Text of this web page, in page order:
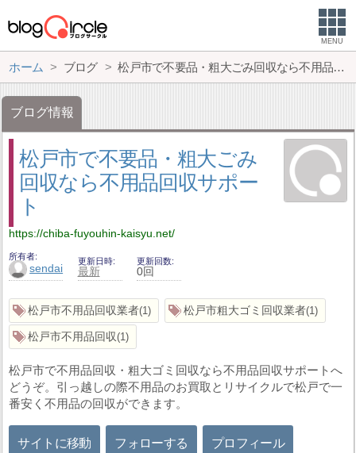
MENU
ホーム ブログ 松戸市で不要品・粗大ごみ回収なら不用品回収サポート
ブログ情報
松戸市で不要品・粗大ごみ
回収なら不用品回収サポー
ト
https://chiba-fuyouhin-kaisyu.net/
所有者
sendai
更新日時
最新
更新回数
0回
松戸市不用品回収業者 1 松戸市粗大ゴミ回収業者 1
松戸市不用品回収 1
松戸市で不用品回収・粗大ゴミ回収なら不用品回収サポートへ
どうぞ。引っ越しの際不用品のお買取とリサイクルで松戸で一
番安く不用品の回収ができます。
サイトに移動 フォローする プロフィール